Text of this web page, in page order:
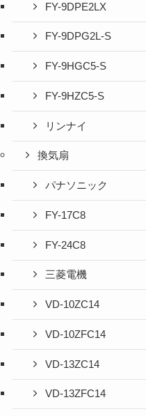
FY-9DPE2LX
FY-9DPG2L-S
FY-9HGC5-S
FY-9HZC5-S
リンナイ
換気扇
パナソニック
FY-17C8
FY-24C8
三菱電機
VD-10ZC14
VD-10ZFC14
VD-13ZC14
VD-13ZFC14